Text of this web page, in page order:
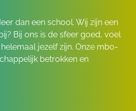
dan een school. Wij zijn een
Bij ons is de sfeer goed, voel
jezelf zijn. Onze mbo-
betrokken en